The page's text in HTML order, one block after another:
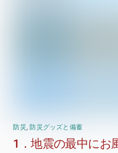
防災 ,防災グッズと備蓄
1．地震の最中にお